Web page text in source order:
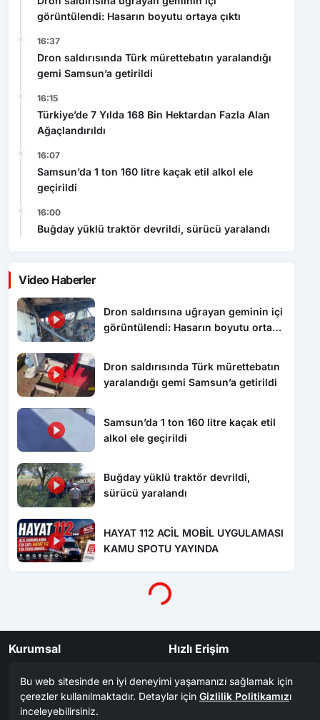
Dron saldırısında Türk mürettebatın yaralandığı
gemi Samsun’a getirildi
16:15
Türkiye’de 7 Yılda 168 Bin Hektardan Fazla Alan
Ağaçlandırıldı
16:07
Samsun’da 1 ton 160 litre kaçak etil alkol ele
geçirildi
16:00
Buğday yüklü traktör devrildi, sürücü yaralandı
Video Haberler
Dron saldırısında Türk mürettebatın
yaralandığı gemi Samsun’a getirildi
Samsun’da 1 ton 160 litre kaçak etil
alkol ele geçirildi
Buğday yüklü traktör devrildi,
sürücü yaralandı
HAYAT 112 ACİL MOBİL UYGULAMASI
KAMU SPOTU YAYINDA
Yükleniyor...
İletişim
Yazarlar
Reklam
Hızlı Erişim
Nöbetçi Eczaneler
Arşiv